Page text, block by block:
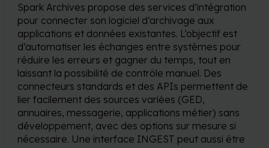
Spark Archives propose des services d’intégration
pour connecter son logiciel d’archivage aux
applications et données existantes. L’objectif est
d’automatiser les échanges entre systèmes pour
réduire les erreurs et gagner du temps, tout en
laissant la possibilité de contrôle manuel. Des
connecteurs standards et des APIs permettent de
lier facilement des sources variées (GED,
annuaires, messagerie, applications métier) sans
développement, avec des options sur mesure si
nécessaire. Une interface INGEST peut aussi être